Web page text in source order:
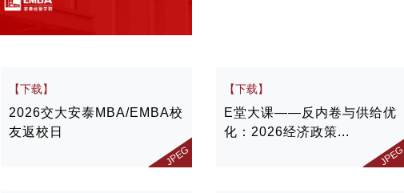
【下载】
2026交大安泰MBA/EMBA校
友返校日
JPEG
【下载】
E堂大课——反内卷与供给优
化：2026经济政策...
JPEG